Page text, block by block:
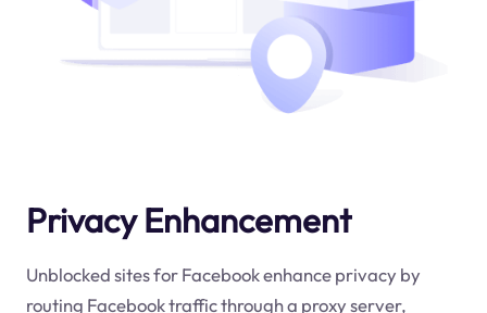
Privacy Enhancement
Unblocked sites for Facebook enhance privacy by
routing Facebook traffic through a proxy server,